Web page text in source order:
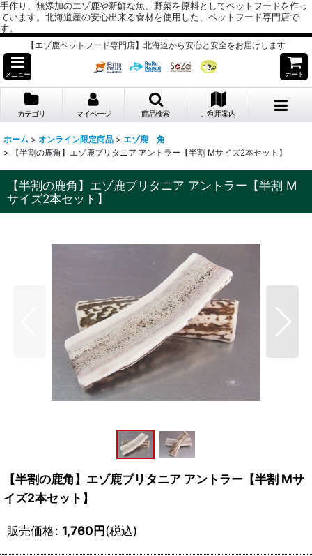
手作り、無添加のエゾ鹿や新鮮な魚、野菜を原料としてペットフードを作っ
ています。北海道産の安心出来る食材を使用した、ペットフード専門店で
す。
【エゾ鹿ペットフード専門店】北海道から安心と安全をお届けします
メニュー カート
カテゴリ マイページ 商品検索 ご利用案内
ホーム > オンライン限定商品 > エゾ鹿 角
>
【半割の鹿角】エゾ鹿ブリタニア アントラー【半割 Mサイズ2本セット】
【半割の鹿角】エゾ鹿ブリタニア アントラー【半割 M
サイズ2本セット】
【半割の鹿角】エゾ鹿ブリタニア アントラー【半割 Mサ
イズ2本セット】
販売価格: 1,760円(税込)